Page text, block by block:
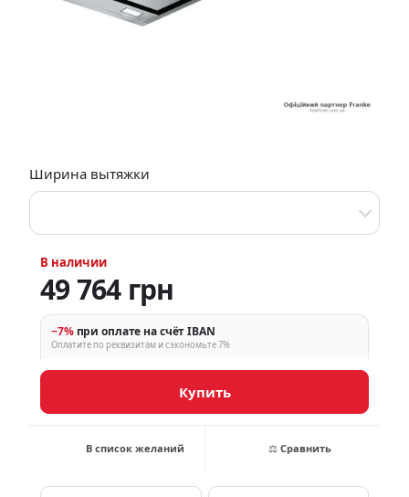
Ширина вытяжки
В наличии
49 764 грн
−7% при оплате на счёт IBAN
Оплатите по реквизитам и сэкономьте 7%
Купить
В список желаний ⚖ Сравнить